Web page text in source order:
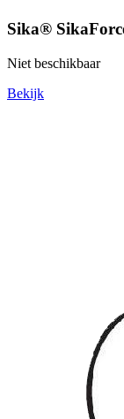
Sika®
Niet beschikbaar
Bekijk